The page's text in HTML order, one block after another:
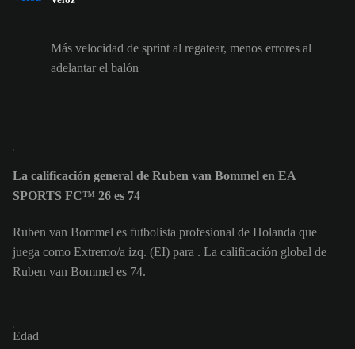
Más velocidad de sprint al regatear, menos errores al
adelantar el balón
La calificación general de Ruben van Bommel en EA
SPORTS FC™ 26 es 74
Ruben van Bommel es futbolista profesional de Holanda que
juega como Extremo/a izq. (EI) para . La calificación global de
Ruben van Bommel es 74.
Edad